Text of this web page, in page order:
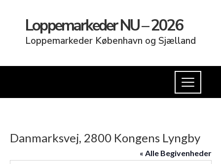
Loppemarkeder NU – 2026
Loppemarkeder København og Sjælland
Danmarksvej, 2800 Kongens Lyngby
« Alle Begivenheder